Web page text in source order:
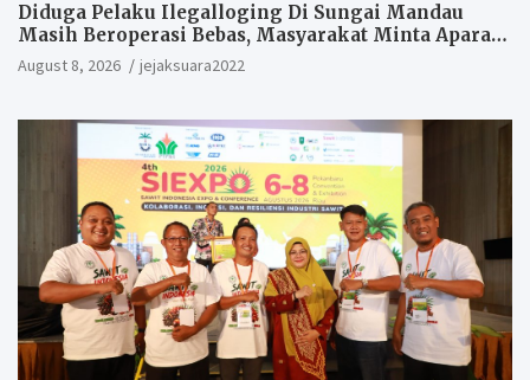
Diduga Pelaku Ilegalloging Di Sungai Mandau
Masih Beroperasi Bebas, Masyarakat Minta Aparat
Penegak Hukum Segera Tangkap Aktor Dan
Pengurus.
August 8, 2026 jejaksuara2022